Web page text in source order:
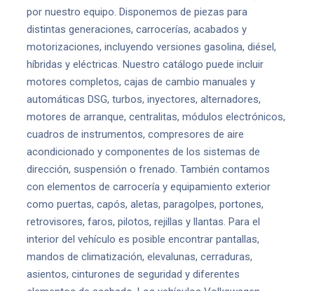
por nuestro equipo. Disponemos de piezas para
distintas generaciones, carrocerías, acabados y
motorizaciones, incluyendo versiones gasolina, diésel,
híbridas y eléctricas. Nuestro catálogo puede incluir
motores completos, cajas de cambio manuales y
automáticas DSG, turbos, inyectores, alternadores,
motores de arranque, centralitas, módulos electrónicos,
cuadros de instrumentos, compresores de aire
acondicionado y componentes de los sistemas de
dirección, suspensión o frenado. También contamos
con elementos de carrocería y equipamiento exterior
como puertas, capós, aletas, paragolpes, portones,
retrovisores, faros, pilotos, rejillas y llantas. Para el
interior del vehículo es posible encontrar pantallas,
mandos de climatización, elevalunas, cerraduras,
asientos, cinturones de seguridad y diferentes